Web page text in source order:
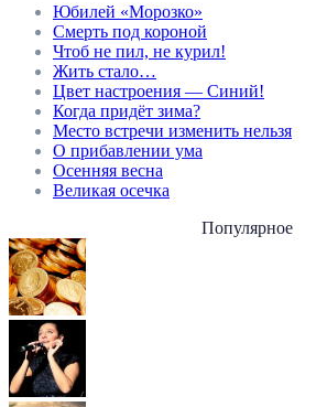
Юбилей «Морозко»
Смерть под короной
Чтоб не пил, не курил!
Жить стало…
Цвет настроения — Синий!
Когда придёт зима?
Место встречи изменить нельзя
О прибавлении ума
Осенняя весна
Великая осечка
Популярное